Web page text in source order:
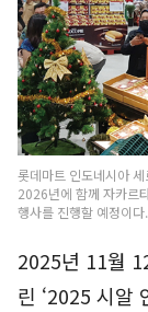
롯데마트 인도네시아
2026년에 함께 자카르
행사를 진행할 예정이
2025년 11월
린 ‘2025 시알